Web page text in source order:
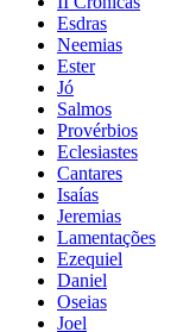
Esdras
Neemias
Ester
Jó
Salmos
Provérbios
Eclesiastes
Cantares
Isaías
Jeremias
Lamentações
Ezequiel
Daniel
Oseias
Joel